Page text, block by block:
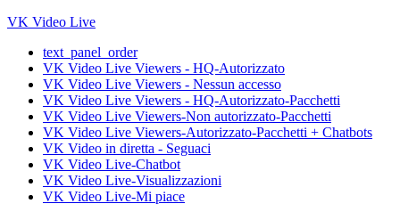
VK Video Live
text_panel_order
VK Video Live Viewers - HQ-Autorizzato
VK Video Live Viewers - Nessun accesso
VK Video Live Viewers - HQ-Autorizzato-Pacchetti
VK Video Live Viewers-Non autorizzato-Pacchetti
VK Video Live Viewers-Autorizzato-Pacchetti + Chatbots
VK Video in diretta - Seguaci
VK Video Live-Chatbot
VK Video Live-Visualizzazioni
VK Video Live-Mi piace